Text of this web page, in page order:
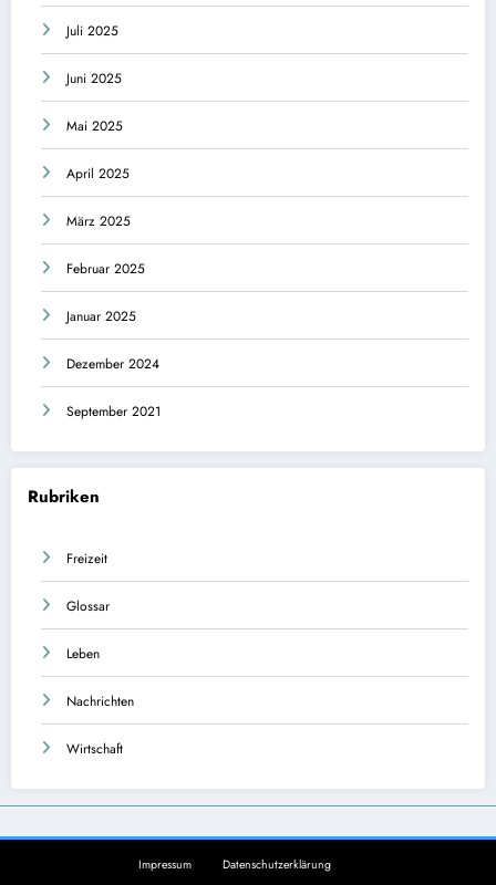
Juli 2025
Juni 2025
Mai 2025
April 2025
März 2025
Februar 2025
Januar 2025
Dezember 2024
September 2021
Rubriken
Freizeit
Glossar
Leben
Nachrichten
Wirtschaft
Impressum Datenschutzerklärung